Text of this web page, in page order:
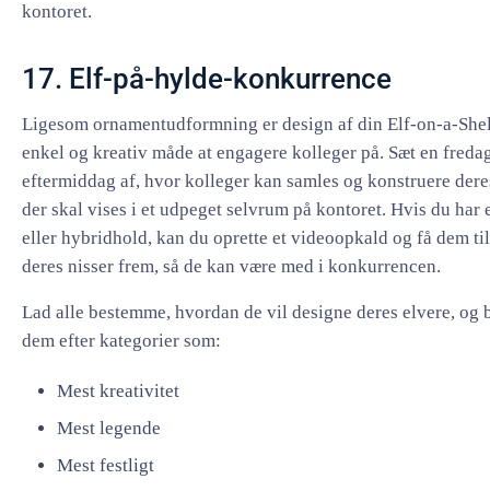
kontoret.
17. Elf-på-hylde-konkurrence
Ligesom ornamentudformning er design af din Elf-on-a-
enkel og kreativ måde at engagere kolleger på. Sæt en
eftermiddag af, hvor kolleger kan samles og konstruere
der skal vises i et udpeget selvrum på kontoret. Hvis du har
eller hybridhold, kan du oprette et videoopkald og få dem
deres nisser frem, så de kan være med i konkurrencen.
Lad alle bestemme, hvordan de vil designe deres elvere, og
dem efter kategorier som:
Mest kreativitet
Mest legende
Mest festligt